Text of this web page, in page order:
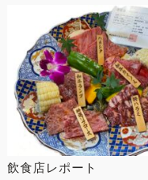
飲食店レポート